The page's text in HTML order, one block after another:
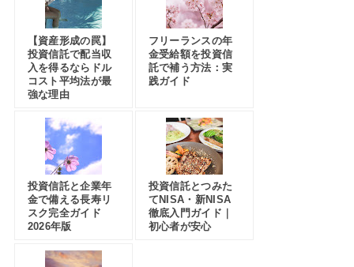
【資産形成の罠】
投資信託で配当収
入を得るならドル
コスト平均法が最
強な理由
フリーランスの年
金受給額を投資信
託で補う方法：実
践ガイド
投資信託と企業年
金で備える長寿リ
スク完全ガイド
2026年版
投資信託とつみた
てNISA・新NISA
徹底入門ガイド｜
初心者が安心